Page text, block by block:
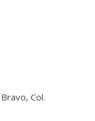
Col.